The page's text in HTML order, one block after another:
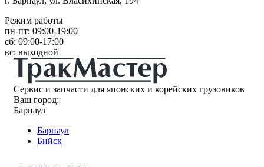
Режим работы
пн-пт: 09:00-19:00
сб: 09:00-17:00
вс: выходной
Сервис и запчасти для японских и корейских грузовиков
Ваш город:
Барнаул
Барнаул
Бийск